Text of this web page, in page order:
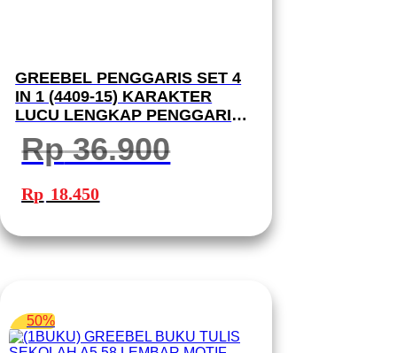
GREEBEL PENGGARIS SET 4
IN 1 (4409-15) KARAKTER
LUCU LENGKAP PENGGARIS
20CM SEGITIGA BUSUR
DERAJAT RULER SET 4409-15
Rp36.900
Harga
aslinya
adalah:
Rp 18.450ini
50%